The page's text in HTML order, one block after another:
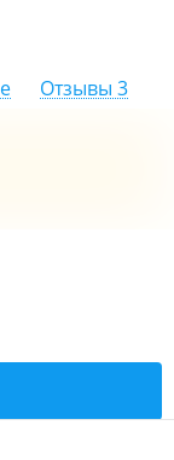
Отзывы 3